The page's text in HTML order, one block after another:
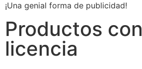
¡Una genial forma de publicidad!
Productos con
licencia